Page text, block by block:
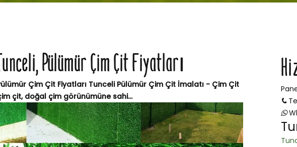
Pülümür Çim Çit Fiyatları
Çim Çit Fiyatları Tunceli Pülümür Çim Çit İmalatı - Çim Çit
çit, doğal çim görünümüne sahi...